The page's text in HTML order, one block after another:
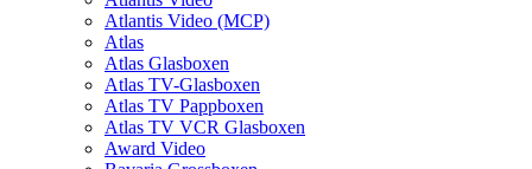
Atlantis Video (MCP)
Atlas
Atlas Glasboxen
Atlas TV-Glasboxen
Atlas TV Pappboxen
Atlas TV VCR Glasboxen
Award Video